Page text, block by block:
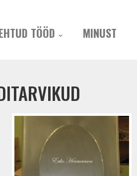
TÖÖD MINUST